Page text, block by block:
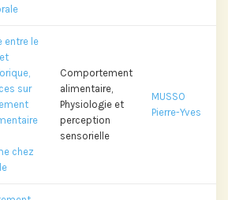
entre le
sur
chez
Comportement
alimentaire,
Physiologie et
perception
sensorielle
MUSSO
Pierre-Yves